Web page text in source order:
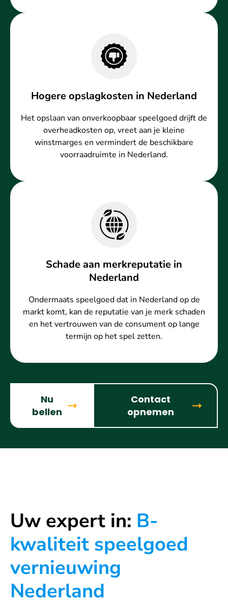
Hogere opslagkosten in Nederland
Het opslaan van onverkoopbaar speelgoed drijft de
overheadkosten op, vreet aan je kleine
winstmarges en vermindert de beschikbare
voorraadruimte in Nederland.
Schade aan merkreputatie in
Nederland
Ondermaats speelgoed dat in Nederland op de
markt komt, kan de reputatie van je merk schaden
en het vertrouwen van de consument op lange
termijn op het spel zetten.
Nu
bellen
Contact
opnemen
Uw expert in: B-
kwaliteit speelgoed
vernieuwing
Nederland